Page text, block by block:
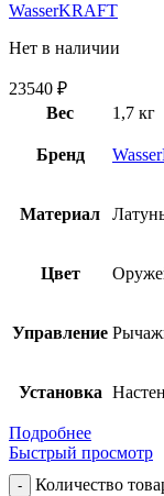
WasserKRAFT
Нет в наличии
23540 ₽
Вес
1,7 кг
Бренд
Материал
Цвет
Управление
Установка
Подробнее
Быстрый просмотр
Количество